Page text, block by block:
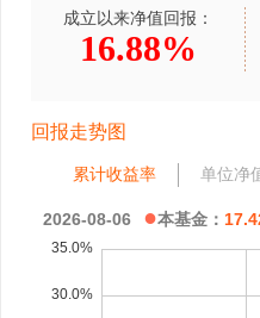
成立以来净值回报：
16.88%
回报走势图
累计收益率 单位净
2026-08-06 ●本基金：